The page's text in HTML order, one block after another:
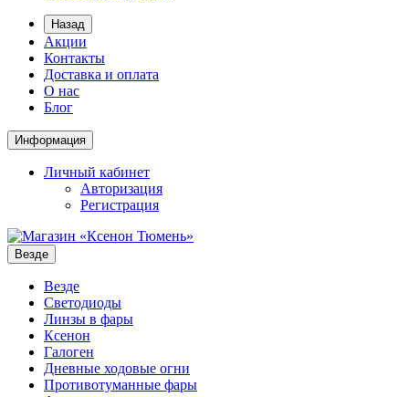
Назад
Акции
Контакты
Доставка и оплата
О нас
Блог
Информация
Личный кабинет
Авторизация
Регистрация
Везде
Везде
Светодиоды
Линзы в фары
Ксенон
Галоген
Дневные ходовые огни
Противотуманные фары